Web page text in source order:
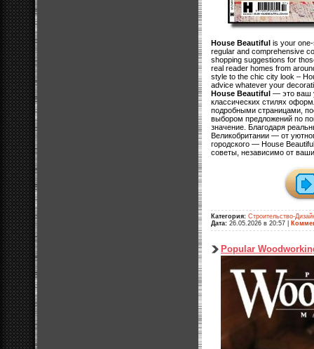
House Beautiful is your
regular and comprehensive
shopping suggestions for
real reader homes from
style to the chic city look –
advice whatever your
House Beautiful — это ваш
классических стилях
подробными страницами,
выбором предложений по
значение. Благодаря
Великобритании — от
городского — House
советы, независимо от
Категория: Строительство-
Дата: 26.05.2026 в 20:57
Popular